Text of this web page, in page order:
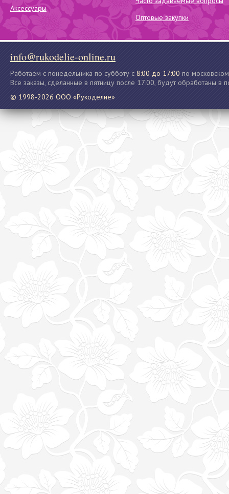
Аксессуары
Оптовые закупки
info@rukodelie-online.ru
Работаем с понедельника по субботу с 8:00 до 17:00 по
Все заказы, сделанные в пятницу после 17:00, будут обработаны в
© 1998-2026 ООО «Рукоделие»